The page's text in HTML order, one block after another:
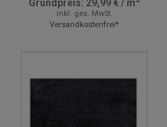
Grundpreis: 29,99 €/ m
inkl. ges. MwSt.
Versandkostenfrei*